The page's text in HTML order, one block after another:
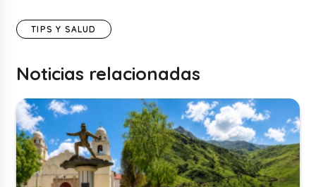
TIPS Y SALUD
Noticias relacionadas